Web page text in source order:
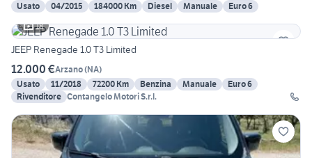
Usato
04/2015 184000 Km Diesel Manuale
Euro 6
18
JEEP Renegade 1.0 T3 Limited
12.000 €Arzano(NA)
Usato
11/2018 72200 Km Benzina Manuale
Euro 6
Rivenditore Contangelo Motori S.r.l.